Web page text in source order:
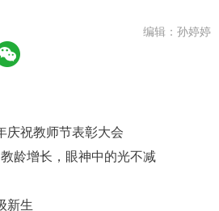
编辑：孙婷婷
庆祝教师节表彰大会
龄增长，眼神中的光不减
新生